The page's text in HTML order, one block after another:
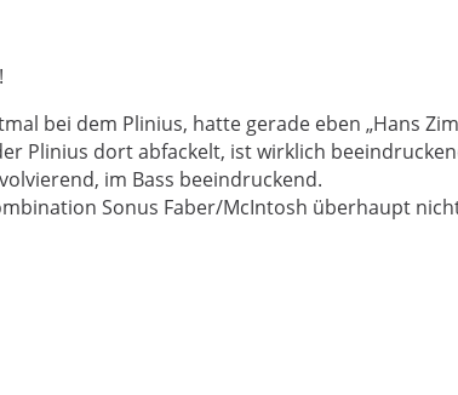
bei dem Plinius, hatte gerade eben „Hans
Plinius dort abfackelt, ist wirklich
im Bass beeindruckend.
Sonus Faber/McIntosh überhaupt